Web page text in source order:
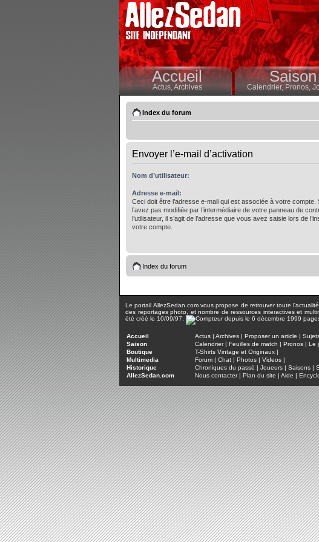
Accueil
Actus,Archives
Saison
Calendrier,Pronos,
Index du forum
Envoyer l’e-mail d’activation
Nom d’utilisateur:
Adresse e-mail:
Ceci doit être l’adresse e-mail qui est associée à votre compte.
l’avez pas modifiée par l’intermédiaire de votre panneau de
l’utilisateur, il s’agit de l’adresse que vous avez saisie lors de
votre compte.
Index du forum
Le portail AllezSedan.com vous propose de retrouver toute
des reportages photo, et nombre de ressources interactives et
été créé le 10/09/97.
Accueil Actus | Archives | Proposer un article |
Saison
Calendrier| Feuilles de match | Pronos | Le
Boutique
T-Shirts Vintage et Originaux |
Multimedia
Forum | Chat | Photos | Videos |
Historique
Chroniques du passé | Joueurs | Saisons |
AllezSedan.com
Nous contacter| Plan du site | Aide |